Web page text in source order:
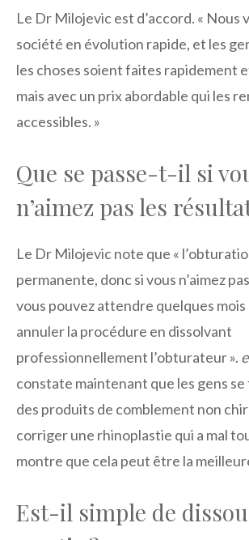
Le Dr Milojevic est d’accord. « Nous
société en évolution rapide, et les
les choses soient faites rapidement
mais avec un prix abordable qui les
accessibles. »
Que se passe-t-il si
n’aimez pas les
Le Dr Milojevic note que «
permanente, donc si vous n’aimez
vous pouvez attendre quelques
annuler la procédure en dissolvant
professionnellement l’obturateur ».
constate maintenant que les gens
des produits de comblement non
corriger une rhinoplastie qui a mal
montre que cela peut être la
Est-il simple de